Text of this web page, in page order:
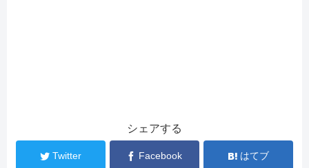
シェアする
Twitter Facebook はてブ